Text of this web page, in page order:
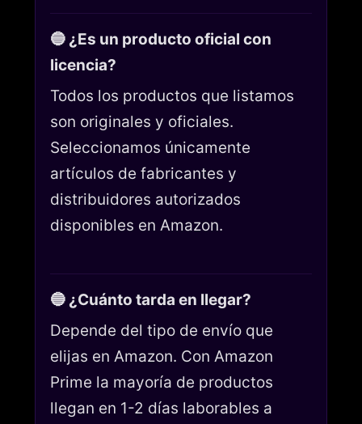
🔵 ¿Es un producto oficial con
licencia?
Todos los productos que listamos
son originales y oficiales.
Seleccionamos únicamente
artículos de fabricantes y
distribuidores autorizados
disponibles en Amazon.
🔵 ¿Cuánto tarda en llegar?
Depende del tipo de envío que
elijas en Amazon. Con Amazon
Prime la mayoría de productos
llegan en 1-2 días laborables a